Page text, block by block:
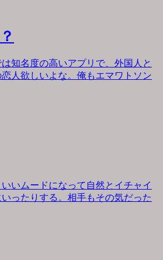
知名度の高いアプリで、外国人と
人欲しいよな。俺もエマワトソン
いムードになって自然とイチャイ
ったりする。相手もその気だった